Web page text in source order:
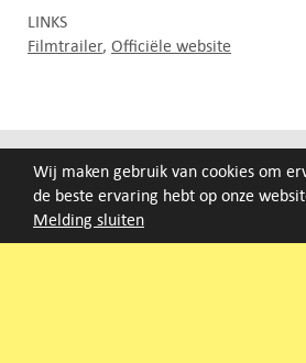
Melding sluiten
Wij maken gebruik van cookies om
de beste ervaring hebt op onze
LINKS
Filmtrailer Officiële website
FILMAGENDA
Nieuwe films volgen rond half augustus :)